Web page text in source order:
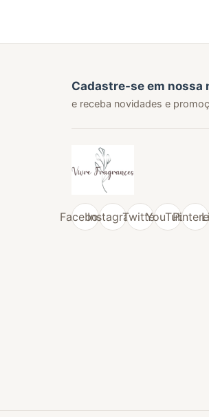
Cadastre-se em nossa
e receba novidades e
FacebookInstagramTwitterYouTube